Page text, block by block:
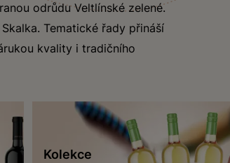
odrůdu Veltlínské zelené.
Tematické řady přináší
kvality i tradičního
Kolekce